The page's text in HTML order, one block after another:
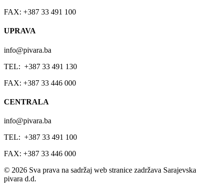
FAX: +387 33 491 100
UPRAVA
info@pivara.ba
TEL: +387 33 491 130
FAX: +387 33 446 000
CENTRALA
info@pivara.ba
TEL: +387 33 491 100
FAX: +387 33 446 000
© 2026 Sva prava na sadržaj web stranice zadržava Sarajevska
pivara d.d.